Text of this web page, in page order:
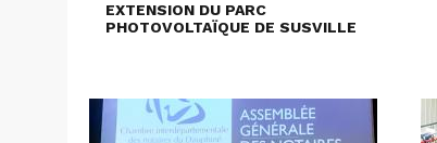
EXTENSION DU PARC
PHOTOVOLTAÏQUE DE SUSVILLE